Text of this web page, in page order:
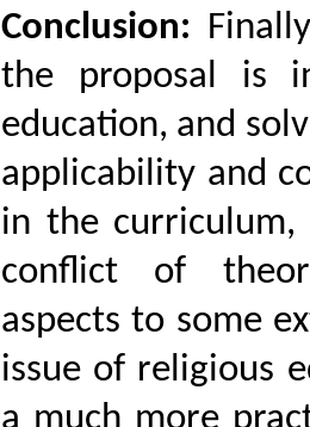
Conclusion:
the proposal is
education, and
applicability and
in the curriculum,
conflict of
aspects to some
issue of religious